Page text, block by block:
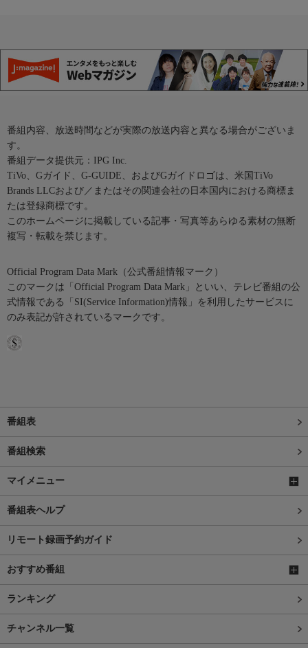
番組内容、放送時間などが実際の放送内容と異なる場合がございま
す。
番組データ提供元：IPG Inc.
TiVo、Gガイド、G-GUIDE、およびGガイドロゴは、米国TiVo
Brands LLCおよび／またはその関連会社の日本国内における商標ま
たは登録商標です。
このホームページに掲載している記事・写真等あらゆる素材の無断
複写・転載を禁じます。
Official Program Data Mark（公式番組情報マーク）
このマークは「Official Program Data Mark」といい、テレビ番組の公
式情報である「SI(Service Information)情報」を利用したサービスに
のみ表記が許されているマークです。
番組表
番組検索
マイメニュー
番組表ヘルプ
リモート録画予約ガイド
おすすめ番組
ランキング
チャンネル一覧